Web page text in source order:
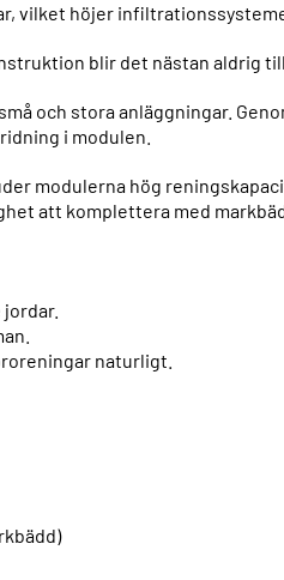
vilket höjer
blir det nästan aldrig
och stora anläggningar.
i modulen.
modulerna hög
att komplettera med
naturligt.